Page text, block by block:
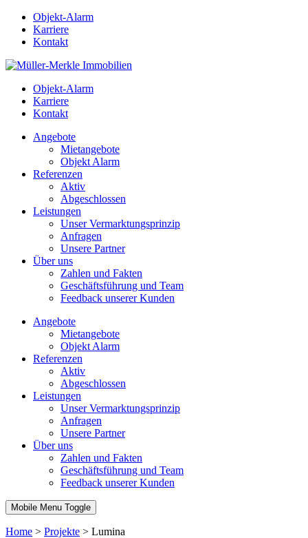
Objekt-Alarm
Karriere
Kontakt
Objekt-Alarm
Karriere
Kontakt
Angebote
Mietangebote
Objekt Alarm
Referenzen
Aktiv
Abgeschlossen
Leistungen
Unser Vermarktungsprinzip
Anfragen
Unsere Partner
Über uns
Zahlen und Fakten
Geschäftsführung und Team
Feedback unserer Kunden
Angebote
Mietangebote
Objekt Alarm
Referenzen
Aktiv
Abgeschlossen
Leistungen
Unser Vermarktungsprinzip
Anfragen
Unsere Partner
Über uns
Zahlen und Fakten
Geschäftsführung und Team
Feedback unserer Kunden
Mobile Menu Toggle
Home > Projekte > Lumina